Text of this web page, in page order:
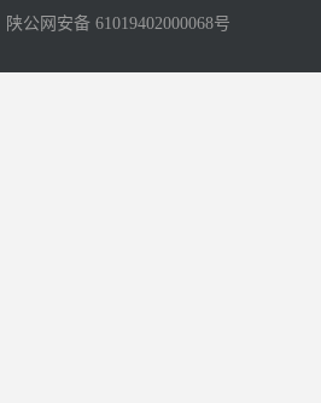
陕公网安备 61019402000068号